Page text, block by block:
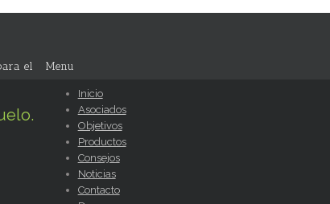
el
Menu
Inicio
Asociados
Objetivos
Productos
Consejos
Noticias
Contacto